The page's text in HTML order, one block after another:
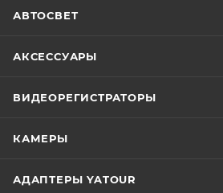
АВТОСВЕТ
АКСЕССУАРЫ
ВИДЕОРЕГИСТРАТОРЫ
КАМЕРЫ
АДАПТЕРЫ YATOUR